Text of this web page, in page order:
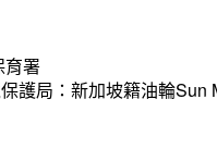
育署
護局：新加坡籍油輪Sun